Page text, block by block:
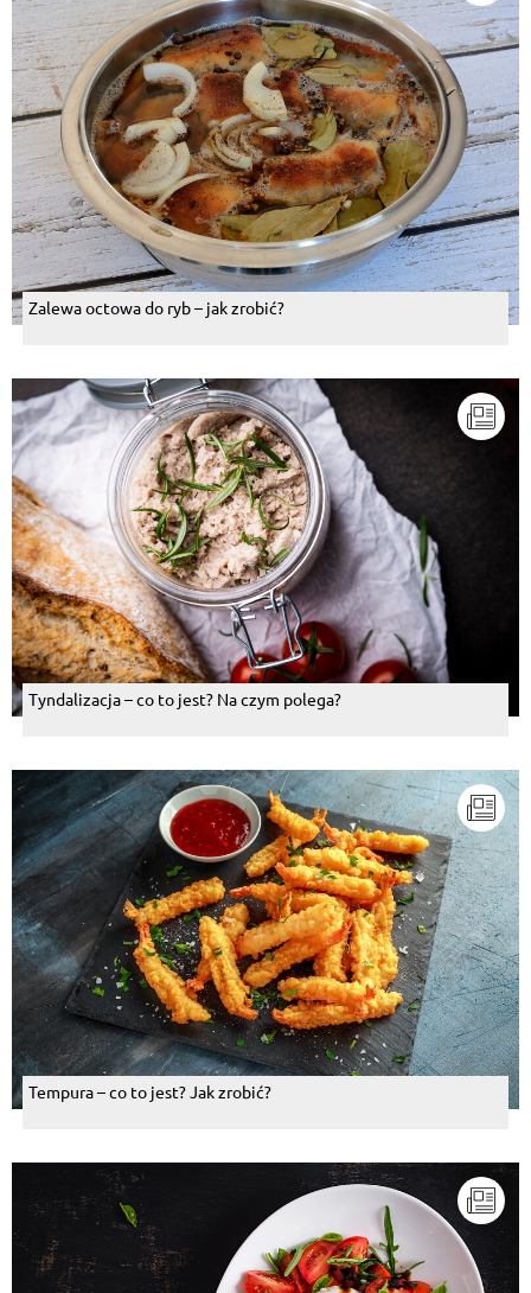
Zalewa octowa do ryb – jak zrobić?
Tyndalizacja – co to jest? Na czym polega?
Tempura – co to jest? Jak zrobić?